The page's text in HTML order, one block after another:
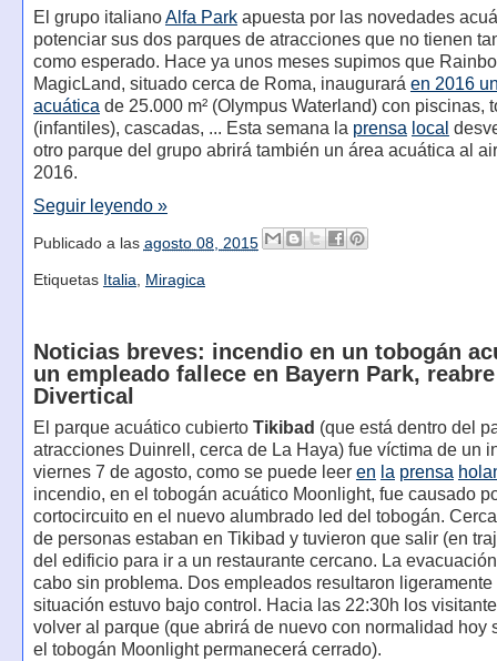
El grupo italianoAlfa Parkapuesta por las novedades
potenciar sus dos parques de atracciones que no tienen
como esperado. Hace ya unos meses supimos que
MagicLand, situado cerca de Roma, inaugurará en 2016
acuáticade 25.000 m² (Olympus Waterland) con piscinas,
(infantiles), cascadas, ... Esta semana la prensa local
otro parque del grupo abrirá también un área acuática al
2016.
Seguir leyendo »
Publicado a las agosto 08, 2015
Etiquetas Italia, Miragica
Noticias breves: incendio en un tobogán
un empleado fallece en Bayern Park, reabre
Divertical
El parque acuático cubierto Tikibad (que está dentro del
atracciones Duinrell, cerca de La Haya) fue víctima de un
viernes 7 de agosto, como se puede leer en la prensa
incendio, en el tobogán acuático Moonlight, fue causado
cortocircuito en el nuevo alumbrado led del tobogán.
de personas estaban en Tikibad y tuvieron que salir (en
del edificio para ir a un restaurante cercano. La
cabo sin problema. Dos empleados resultaron
situación estuvo bajo control. Hacia las 22:30h los
volver al parque (que abrirá de nuevo con normalidad hoy
el tobogán Moonlight permanecerá cerrado).